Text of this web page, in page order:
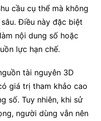
cầu cụ thể mà không
Điều này đặc biệt
nội dung số hoặc
lực hạn chế.
tài nguyên 3D
giá trị tham khảo cao
số. Tuy nhiên, khi sử
người dùng vẫn nên